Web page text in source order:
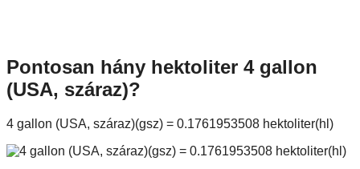
Pontosan hány hektoliter 4 gallon
(USA, száraz)?
4 gallon (USA, száraz)(gsz) = 0.1761953508 hektoliter(hl)